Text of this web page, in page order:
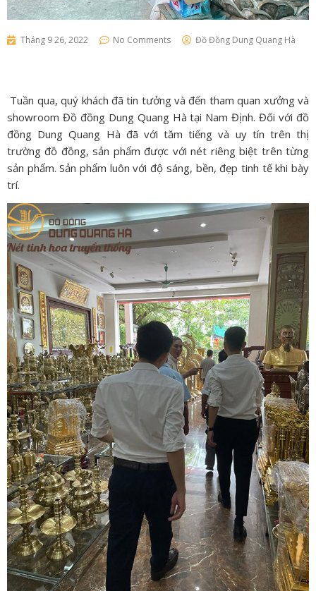
Tháng 9 26, 2022 No Comments Đồ Đồng Dung Quang Hà
Tuần qua, quý khách đã tin tưởng và đến tham quan xưởng và
showroom Đồ đồng Dung Quang Hà tại Nam Định. Đối với đồ
đồng Dung Quang Hà đã với tăm tiếng và uy tín trên thị
trường đồ đồng, sản phẩm được với nét riêng biệt trên từng
sản phẩm. Sản phẩm luôn với độ sáng, bền, đẹp tinh tế khi bày
trí.